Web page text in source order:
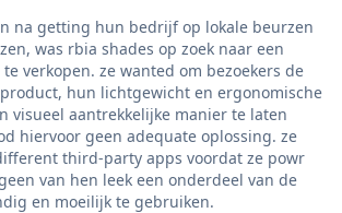
na getting hun bedrijf op lokale beurzen
was rbia shades op zoek naar een
verkopen. ze wanted om bezoekers de
hun lichtgewicht en ergonomische
visueel aantrekkelijke manier te laten
hiervoor geen adequate oplossing. ze
third-party apps voordat ze powr
van hen leek een onderdeel van de
en moeilijk te gebruiken.